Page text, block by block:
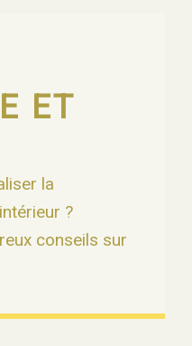
ET
la
?
conseils sur